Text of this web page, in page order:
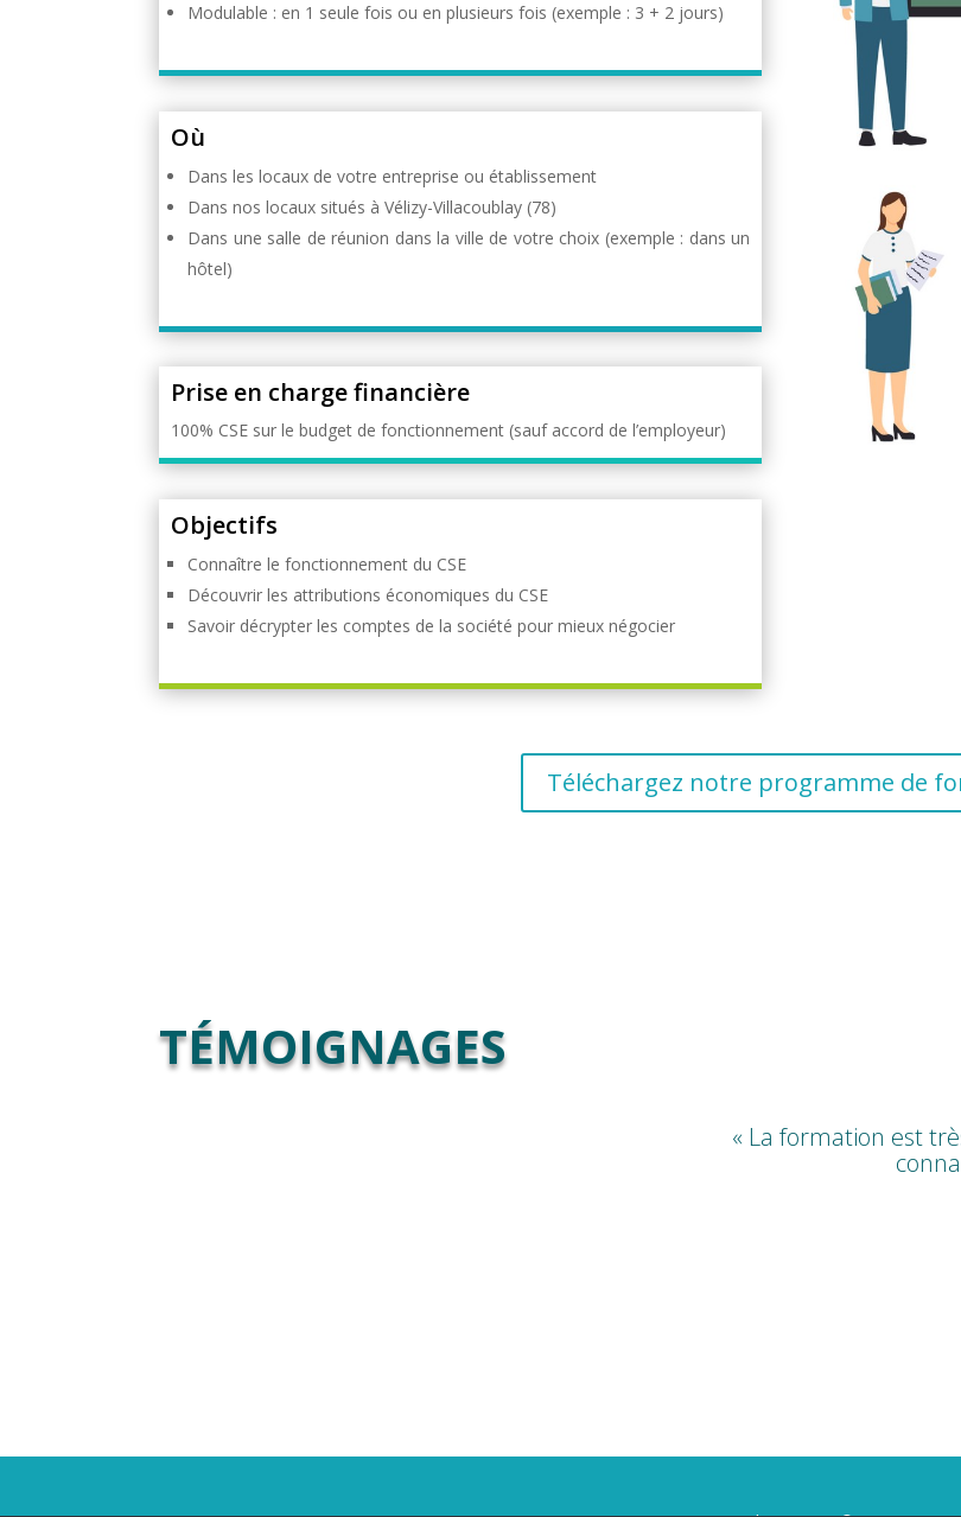
Modulable : en 1 seule fois ou en plusieurs fois (exemple : 3 + 2 jours)
Où
Dans les locaux de votre entreprise ou établissement
Dans nos locaux situés à Vélizy-Villacoublay (78)
Dans une salle de réunion dans la ville de votre choix (exemple : dans un
hôtel)
Prise en charge financière
100% CSE sur le budget de fonctionnement (sauf accord de l’employeur)
Objectifs
Connaître le fonctionnement du CSE
Découvrir les attributions économiques du CSE
Savoir décrypter les comptes de la société pour mieux négocier
Téléchargez notre programme de
TÉMOIGNAGES
« La formation est